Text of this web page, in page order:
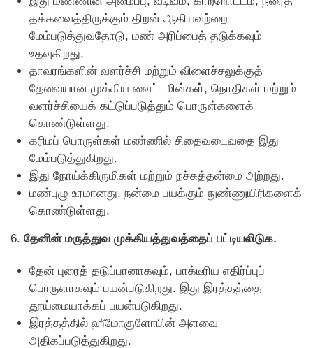
தக்கவைத்திருக்கும் திறன் ஆகியவற்றை
மேம்படுத்துவதோடு, மண் அரிப்பைத் தடுக்கவும்
உதவுகிறது.
தாவரங்களின் வளர்ச்சி மற்றும் விளைச்சலுக்குத்
தேவையான முக்கிய வைட்டமின்கள், நொதிகள் மற்றும்
வளர்ச்சியைக் கட்டுப்படுத்தும் பொருள்களைக்
கொண்டுள்ளது.
கரிமப் பொருள்கள் மண்ணில் சிதைவடைவதை இது
மேம்படுத்துகிறது.
இது நோய்க்கிருமிகள் மற்றும் நச்சுத்தன்மை அற்றது.
மண்புழு உரமானது, நன்மை பயக்கும் நுண்ணுயிரிகளைக்
கொண்டுள்ளது.
6. தேனின் மருத்துவ முக்கியத்துவத்தைப் பட்டியலிடுக.
தேன் புரைத் தடுப்பானாகவும், பாக்டீரிய எதிர்ப்புப்
பொருளாகவும் பயன்படுகிறது. இது இரத்தத்தை
தூய்மையாக்கப் பயன்படுகிறது.
இரத்தத்தில் ஹீமோகுளோபின் அளவை
அதிகப்படுத்துகிறது.